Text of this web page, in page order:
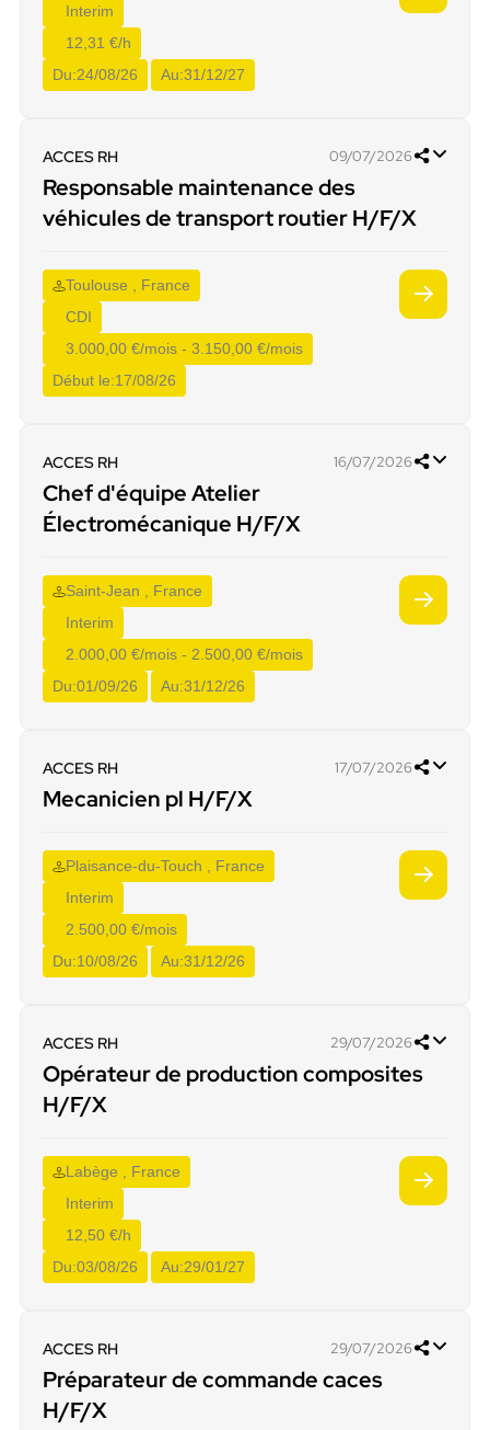
Interim
12,31 €/h
Du:24/08/26 Au:31/12/27
ACCES RH 09/07/2026
Responsable maintenance des
véhicules de transport routier H/F/X
Toulouse , France
CDI
3.000,00 €/mois - 3.150,00 €/mois
Début le:17/08/26
ACCES RH 16/07/2026
Chef d'équipe Atelier
Électromécanique H/F/X
Saint-Jean , France
Interim
2.000,00 €/mois - 2.500,00 €/mois
Du:01/09/26 Au:31/12/26
ACCES RH 17/07/2026
Mecanicien pl H/F/X
Plaisance-du-Touch , France
Interim
2.500,00 €/mois
Du:10/08/26 Au:31/12/26
ACCES RH 29/07/2026
Opérateur de production composites
H/F/X
Labège , France
Interim
12,50 €/h
Du:03/08/26 Au:29/01/27
ACCES RH 29/07/2026
Préparateur de commande caces
H/F/X